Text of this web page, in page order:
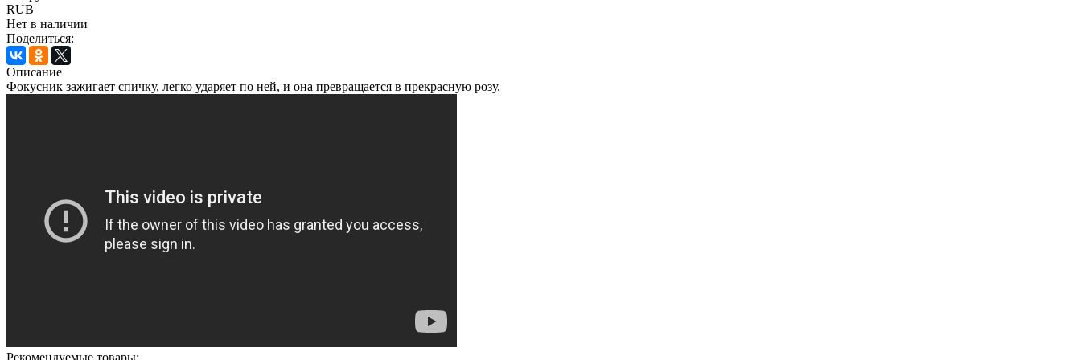
RUB
Нет в наличии
Поделиться:
Описание
Фокусник зажигает спичку, легко ударяет по ней, и она превращается в прекрасную розу.